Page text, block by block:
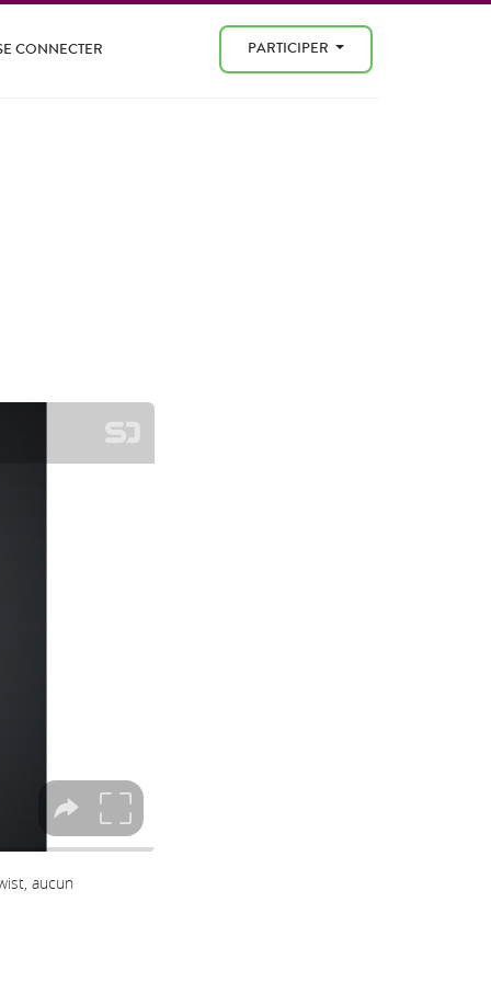
CONNECTER PARTICIPER
aucun